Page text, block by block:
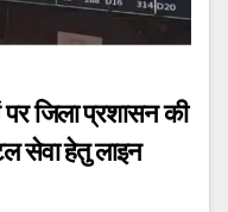
जिला प्रशासन की
सेवा हेतु लाइन